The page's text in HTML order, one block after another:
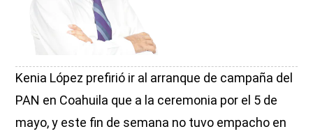
Kenia López prefirió ir al arranque de campaña del
PAN en Coahuila que a la ceremonia por el 5 de
mayo, y este fin de semana no tuvo empacho en